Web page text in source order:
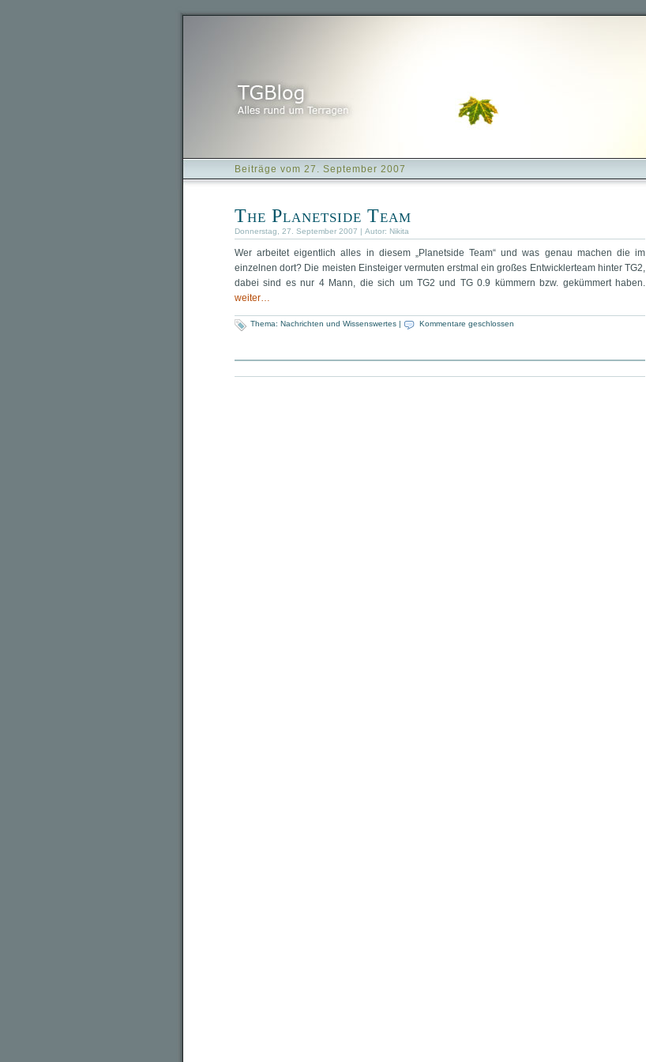
Beiträge vom 27. September 2007
The Planetside Team
Donnerstag, 27. September 2007 | Autor: Nikita
Wer arbeitet eigentlich alles in diesem „Planetside Team“ und was genau machen die im
einzelnen dort? Die meisten Einsteiger vermuten erstmal ein großes Entwicklerteam hinter TG2,
dabei sind es nur 4 Mann, die sich um TG2 und TG 0.9 kümmern bzw. gekümmert haben.
weiter…
Thema: Nachrichten und Wissenswertes | Kommentare geschlossen